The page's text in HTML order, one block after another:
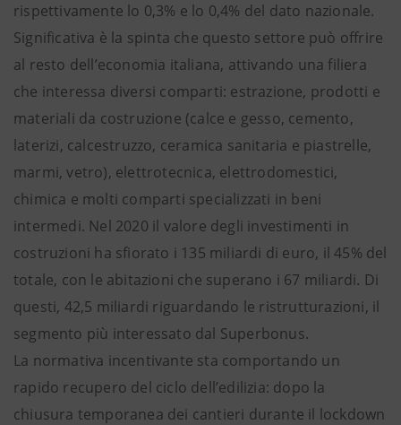
rispettivamente lo 0,3% e lo 0,4% del dato nazionale.
Significativa è la spinta che questo settore può offrire
al resto dell’economia italiana, attivando una filiera
che interessa diversi comparti: estrazione, prodotti e
materiali da costruzione (calce e gesso, cemento,
laterizi, calcestruzzo, ceramica sanitaria e piastrelle,
marmi, vetro), elettrotecnica, elettrodomestici,
chimica e molti comparti specializzati in beni
intermedi. Nel 2020 il valore degli investimenti in
costruzioni ha sfiorato i 135 miliardi di euro, il 45% del
totale, con le abitazioni che superano i 67 miliardi. Di
questi, 42,5 miliardi riguardando le ristrutturazioni, il
segmento più interessato dal Superbonus.
La normativa incentivante sta comportando un
rapido recupero del ciclo dell’edilizia: dopo la
chiusura temporanea dei cantieri durante il lockdown